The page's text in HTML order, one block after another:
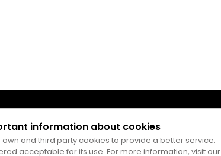
information about cookies
own and third party cookies to provide a better service.
acceptable for its use. For more information, visit our